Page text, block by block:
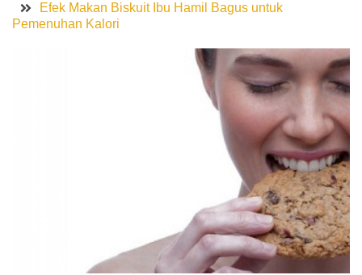
Efek Makan Biskuit Ibu Hamil Bagus untuk
Pemenuhan Kalori